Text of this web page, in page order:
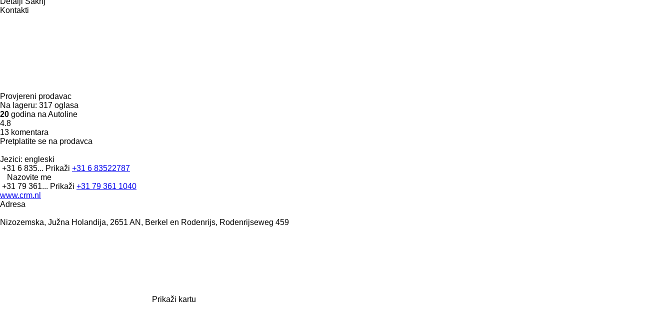
Kontakti
Provjereni prodavac
Na lageru: 317 oglasa
20 godina na Autoline
4.8
13 komentara
Pretplatite se na prodavca
Jezici: engleski
+31 6 835... Prikaži +31 6 83522787
Nazovite me
+31 79 361... Prikaži +31 79 361 1040
www.crm.nl
Adresa
Nizozemska, Južna Holandija, 2651 AN, Berkel en Rodenrijs, Rodenrijseweg 459
Prikaži kartu